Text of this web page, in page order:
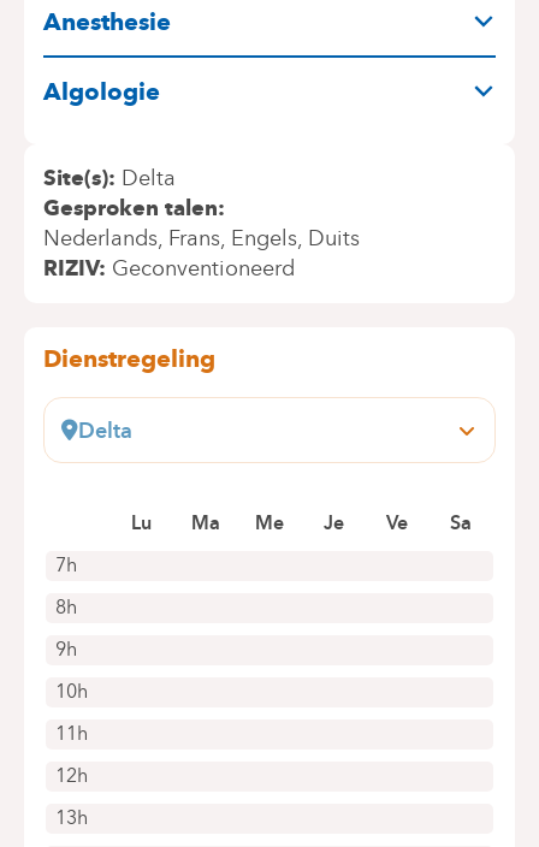
Anesthesie
Algologie
Site(s) Delta
Gesproken talen
Nederlands Frans Engels Duits
RIZIV Geconventioneerd
Dienstregeling
Delta
Boulevard du Triomphe, 201
+32 2 434 86 41
Alleen telefonische afspraken
7h
8h
9h
10h
11h
12h
13h
Lu Ma Me Je Ve Sa